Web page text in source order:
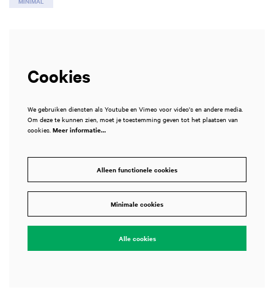
Cookies
We gebruiken diensten als Youtube en Vimeo voor video's en andere media.
Om deze te kunnen zien, moet je toestemming geven tot het plaatsen van
cookies. Meer informatie…
Alleen functionele cookies
Minimale cookies
Alle cookies
Inzoomen